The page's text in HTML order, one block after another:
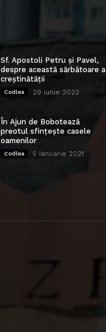
Sf. Apostoli Petru și Pavel,
despre această sărbătoare a
creștinătății
Codlea 29 iunie 2022
În Ajun de Bobotează
preotul sfințește casele
oamenilor
Codlea 5 ianuarie 2021